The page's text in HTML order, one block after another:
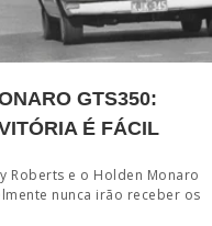
GTS350:
É FÁCIL
Roberts e o Holden Monaro
nunca irão receber os